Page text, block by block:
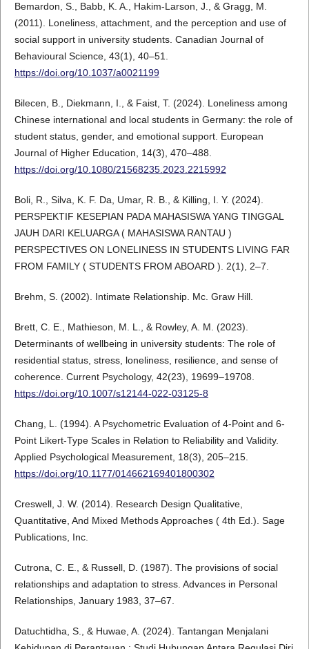
Bemardon, S., Babb, K. A., Hakim-Larson, J., & Gragg, M.
(2011). Loneliness, attachment, and the perception and use of
social support in university students. Canadian Journal of
Behavioural Science, 43(1), 40–51.
https://doi.org/10.1037/a0021199
Bilecen, B., Diekmann, I., & Faist, T. (2024). Loneliness among
Chinese international and local students in Germany: the role of
student status, gender, and emotional support. European
Journal of Higher Education, 14(3), 470–488.
https://doi.org/10.1080/21568235.2023.2215992
Boli, R., Silva, K. F. Da, Umar, R. B., & Killing, I. Y. (2024).
PERSPEKTIF KESEPIAN PADA MAHASISWA YANG TINGGAL
JAUH DARI KELUARGA ( MAHASISWA RANTAU )
PERSPECTIVES ON LONELINESS IN STUDENTS LIVING FAR
FROM FAMILY ( STUDENTS FROM ABOARD ). 2(1), 2–7.
Brehm, S. (2002). Intimate Relationship. Mc. Graw Hill.
Brett, C. E., Mathieson, M. L., & Rowley, A. M. (2023).
Determinants of wellbeing in university students: The role of
residential status, stress, loneliness, resilience, and sense of
coherence. Current Psychology, 42(23), 19699–19708.
https://doi.org/10.1007/s12144-022-03125-8
Chang, L. (1994). A Psychometric Evaluation of 4-Point and 6-
Point Likert-Type Scales in Relation to Reliability and Validity.
Applied Psychological Measurement, 18(3), 205–215.
https://doi.org/10.1177/014662169401800302
Creswell, J. W. (2014). Research Design Qualitative,
Quantitative, And Mixed Methods Approaches ( 4th Ed.). Sage
Publications, Inc.
Cutrona, C. E., & Russell, D. (1987). The provisions of social
relationships and adaptation to stress. Advances in Personal
Relationships, January 1983, 37–67.
Datuchtidha, S., & Huwae, A. (2024). Tantangan Menjalani